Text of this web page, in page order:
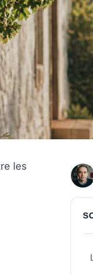
les